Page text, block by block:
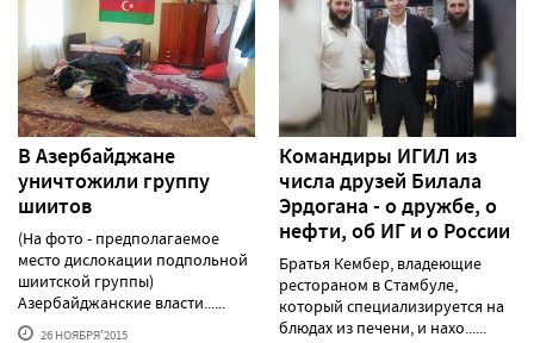
В Азербайджане
уничтожили группу
шиитов
(На фото - предполагаемое
место дислокации подпольной
шиитской группы)
Азербайджанские власти......
26 НОЯБРЯ'2015
Командиры ‪‎ИГИЛ‬ из
числа друзей Билала
‪Эрдогана‬ - о дружбе, о
нефти, об ИГ и о ‪‎России‬
Братья Кембер, владеющие
рестораном в Стамбуле,
который специализируется на
блюдах из печени, и нахо......